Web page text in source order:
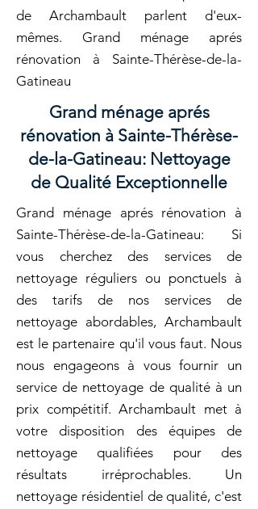
de Archambault parlent d'eux-
mêmes. Grand ménage aprés
rénovation à Sainte-Thérèse-de-la-
Gatineau
Grand ménage aprés
rénovation à Sainte-Thérèse-
de-la-Gatineau: Nettoyage
de Qualité Exceptionnelle
Grand ménage aprés rénovation à
Sainte-Thérèse-de-la-Gatineau: Si
vous cherchez des services de
nettoyage réguliers ou ponctuels à
des tarifs de nos services de
nettoyage abordables, Archambault
est le partenaire qu'il vous faut. Nous
nous engageons à vous fournir un
service de nettoyage de qualité à un
prix compétitif. Archambault met à
votre disposition des équipes de
nettoyage qualifiées pour des
résultats irréprochables. Un
nettoyage résidentiel de qualité, c'est